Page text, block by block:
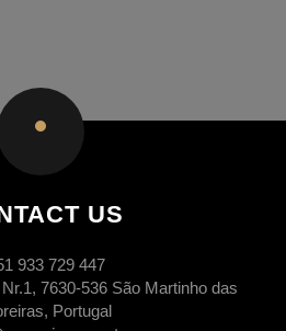
US
933 729 447
7630-536 São Martinho das
Portugal